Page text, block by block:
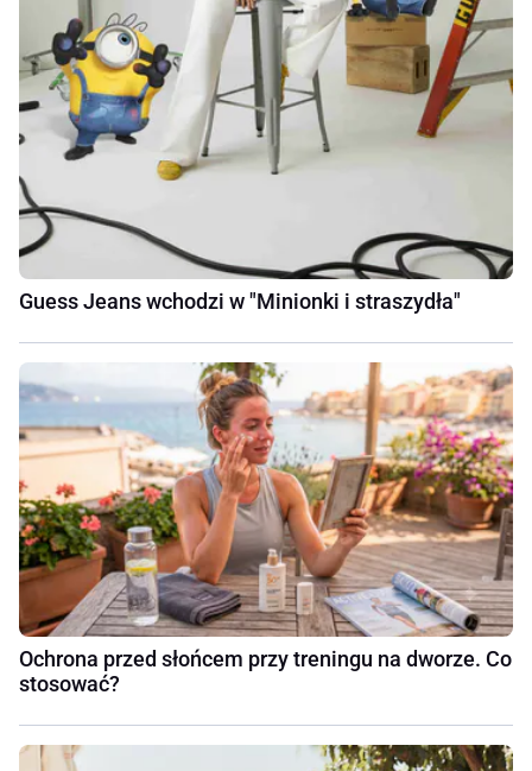
Guess Jeans wchodzi w "Minionki i straszydła"
Ochrona przed słońcem przy treningu na dworze. Co
stosować?